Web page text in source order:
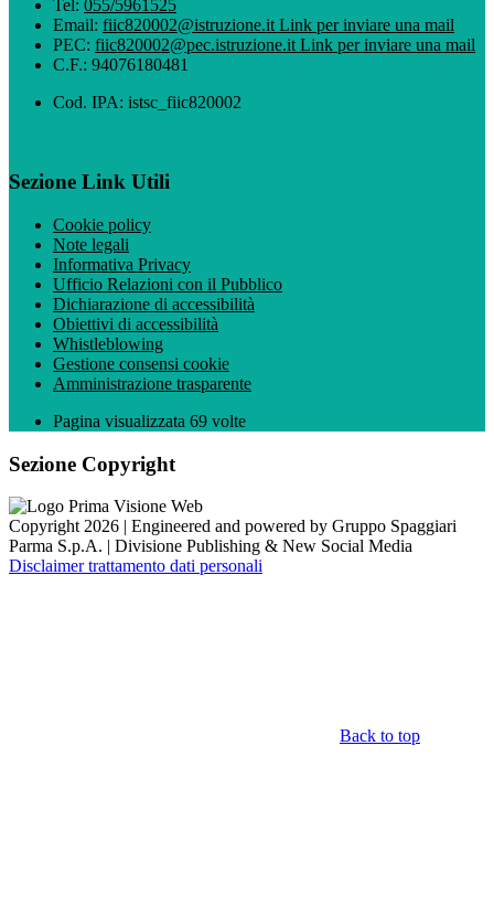
Tel: 055/5961525
Email: fiic820002@istruzione.it Link per inviare una mail
PEC: fiic820002@pec.istruzione.it Link per inviare una mail
C.F.: 94076180481
Cod. IPA: istsc_fiic820002
Sezione Link Utili
Cookie policy
Note legali
Informativa Privacy
Ufficio Relazioni con il Pubblico
Dichiarazione di accessibilità
Obiettivi di accessibilità
Whistleblowing
Gestione consensi cookie
Amministrazione trasparente
Pagina visualizzata 69 volte
Sezione Copyright
Copyright 2026 | Engineered and powered by Gruppo Spaggiari
Parma S.p.A. | Divisione Publishing & New Social Media
Disclaimer trattamento dati personali
Back to top